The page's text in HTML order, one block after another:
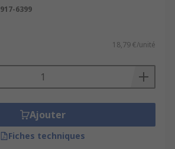
917-6399
18,79 €/unité
Ajouter
Fiches techniques